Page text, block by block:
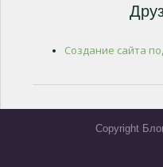
Создание сайта
Copyright